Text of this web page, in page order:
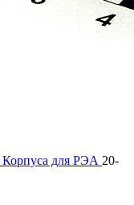
Корпуса для РЭА 20-